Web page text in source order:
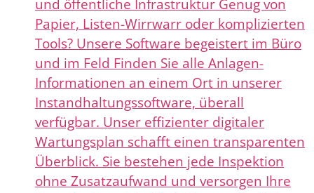
und öffentliche Infrastruktur Genug von
Papier, Listen-Wirrwarr oder komplizierten
Tools? Unsere Software begeistert im Büro
und im Feld Finden Sie alle Anlagen-
Informationen an einem Ort in unserer
Instandhaltungssoftware, überall
verfügbar. Unser effizienter digitaler
Wartungsplan schafft einen transparenten
Überblick. Sie bestehen jede Inspektion
ohne Zusatzaufwand und versorgen Ihre